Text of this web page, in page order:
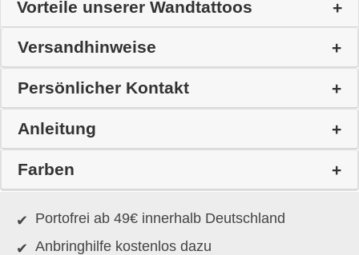
Vorteile unserer Wandtattoos
Versandhinweise
Persönlicher Kontakt
Anleitung
Farben
Portofrei ab 49€ innerhalb Deutschland
Anbringhilfe kostenlos dazu